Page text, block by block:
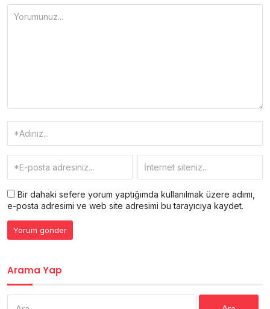
Bir dahaki sefere yorum yaptığımda kullanılmak üzere adımı,
e-posta adresimi ve web site adresimi bu tarayıcıya kaydet.
Arama Yap